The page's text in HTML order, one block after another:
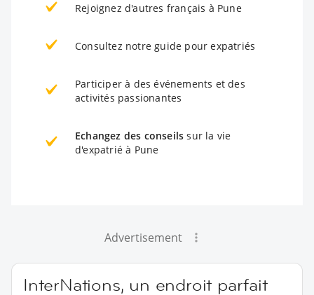
Rejoignez d'autres français à Pune
Consultez notre guide pour expatriés
Participer à des événements et des
activités passionantes
Echangez des conseils sur la vie
d'expatrié à Pune
Advertisement
InterNations, un endroit parfait